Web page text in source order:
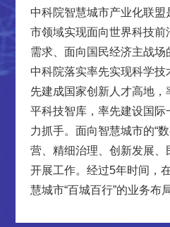
中科院智慧城市产业化联盟
市领域实现面向世界科技前
需求、面向国民经济主战场
中科院落实率先实现科学技
先建成国家创新人才高地，
平科技智库，率先建设国际
力抓手。面向智慧城市的“
营、精细治理、创新发展、
开展工作。经过5年时间，
慧城市“百城百行”的业务布局